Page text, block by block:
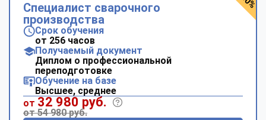
Специалист сварочного
производства
Срок обучения
от 256 часов
Получаемый документ
Диплом о профессиональной
переподготовке
Обучение на базе
Высшее, среднее
от 32 980 руб.
от 54 980 руб.